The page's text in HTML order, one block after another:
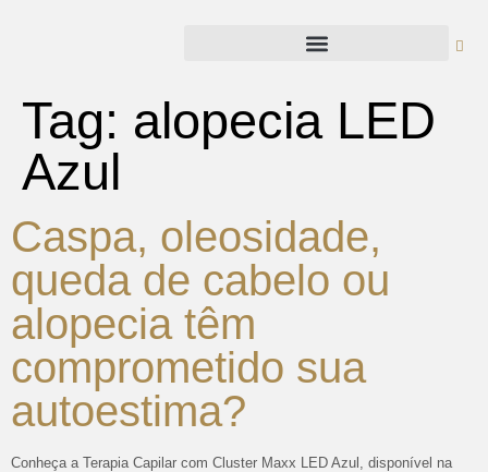
Tag: alopecia LED
Azul
Caspa, oleosidade,
queda de cabelo ou
alopecia têm
comprometido sua
autoestima?
Conheça a Terapia Capilar com Cluster Maxx LED Azul, disponível na